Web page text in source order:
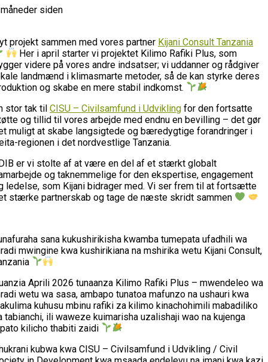
siden
projekt sammen med vores partner Kijani Consult Tanzania
Her i april starter vi projektet Kilimo Rafiki Plus, som
videre på vores andre indsatser; vi uddanner og rådgiver
landmænd i klimasmarte metoder, så de kan styrke deres
og skabe en mere stabil indkomst.
stor tak til CISU – Civilsamfund i Udvikling for den fortsatte
og tillid til vores arbejde med endnu en bevilling – det gør
muligt at skabe langsigtede og bæredygtige forandringer i
regionen i det nordvestlige Tanzania.
er vi stolte af at være en del af et stærkt globalt
og taknemmelige for den ekspertise, engagement
ledelse, som Kijani bidrager med. Vi ser frem til at fortsætte
stærke partnerskab og tage de næste skridt sammen
sana kukushirikisha kwamba tumepata ufadhili wa
mwingine kwa kushirikiana na mshirika wetu Kijani Consult,
Aprili 2026 tunaanza Kilimo Rafiki Plus – mwendeleo wa
wetu wa sasa, ambapo tunatoa mafunzo na ushauri kwa
kuhusu mbinu rafiki za kilimo kinachohimili mabadiliko
tabianchi, ili waweze kuimarisha uzalishaji wao na kujenga
kilicho thabiti zaidi
kubwa kwa CISU – Civilsamfund i Udvikling / Civil